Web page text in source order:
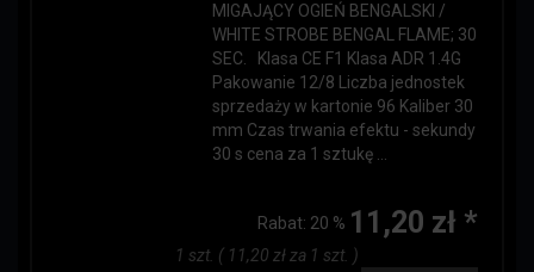
MIGAJĄCY OGIEŃ BENGALSKI /
WHITE STROBE BENGAL FLAME; 30
SEC. Klasa CE F1 Klasa ADR 1.4G
Pakowanie 12/8 Liczba jednostek
sprzedaży w kartonie 96 Kaliber 30
mm Czas trwania efektu - sekundy
30 s cena za 1 sztukę ...
Rabat: 20 % 11,20 zł *
1 szt. ( 11,20 zł za 1 szt. )